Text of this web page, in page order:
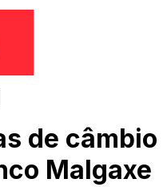
de câmbio
Malgaxe